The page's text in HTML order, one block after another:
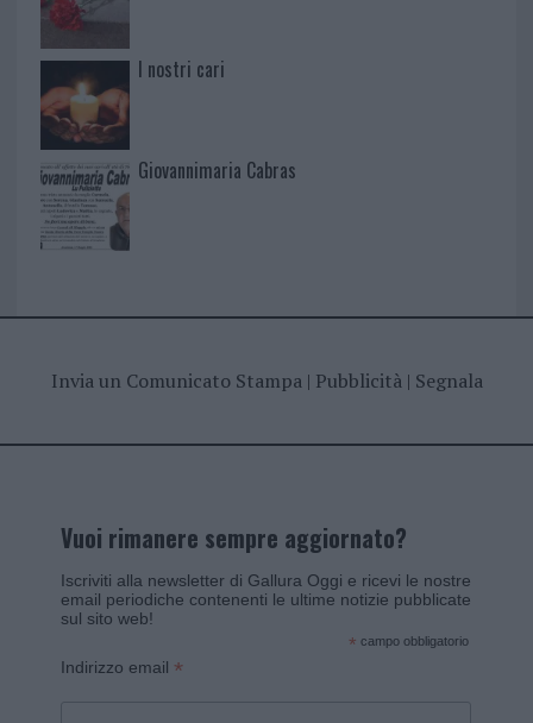
I nostri cari
Giovannimaria Cabras
Invia un Comunicato Stampa| Pubblicità| Segnala
Vuoi rimanere sempre aggiornato?
Iscriviti alla newsletter di Gallura Oggi e ricevi le nostre
email periodiche contenenti le ultime notizie pubblicate
sul sito web!
* campo obbligatorio
Indirizzo email *